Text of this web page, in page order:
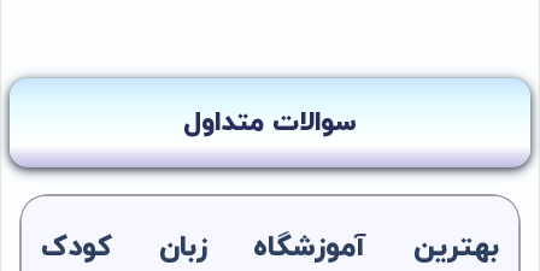
سوالات متداول
بهترین آموزشگاه زبان کودک